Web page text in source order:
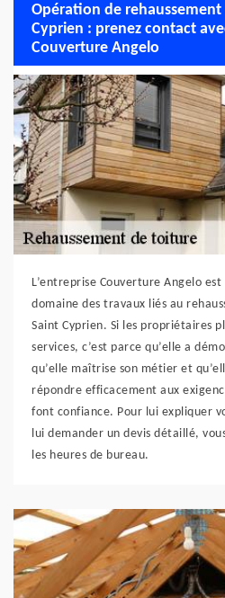
Opération de
Cyprien : prenez contact
Couverture Angelo
L’entreprise Couverture Angelo
domaine des travaux liés au
Saint Cyprien. Si les propriétaires
services, c’est parce qu’elle a
qu’elle maîtrise son métier et
répondre efficacement aux
font confiance. Pour lui expliquer
lui demander un devis détaillé,
les heures de bureau.